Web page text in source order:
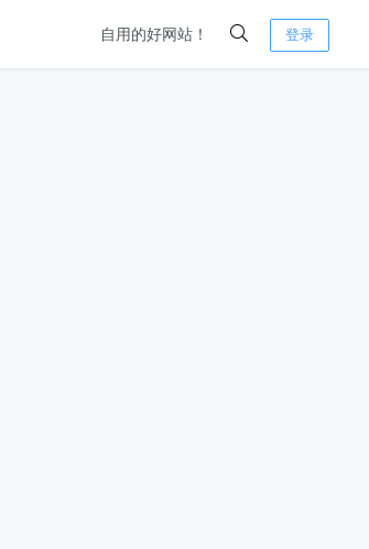
自用的好网站！ 登录